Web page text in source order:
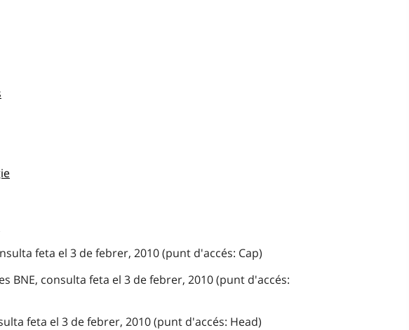
feta el 3 de febrer, 2010 (punt d'accés: Cap)
BNE, consulta feta el 3 de febrer, 2010 (punt d'accés:
feta el 3 de febrer, 2010 (punt d'accés: Head)